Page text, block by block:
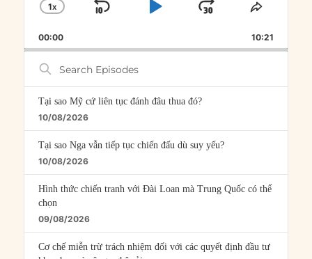
CHANGE
RATE
1X
SKIP
PLAYJUMP
FORWARD
SHARE
00:00 10:21
Search
Episodes
Tại sao Mỹ cứ liên tục đánh đâu thua đó?
10/08/2026
Tại sao Nga vẫn tiếp tục chiến đấu dù suy yếu?
10/08/2026
Hình thức chiến tranh với Đài Loan mà Trung Quốc có thể
chọn
09/08/2026
Cơ chế miễn trừ trách nhiệm đối với các quyết định đầu tư